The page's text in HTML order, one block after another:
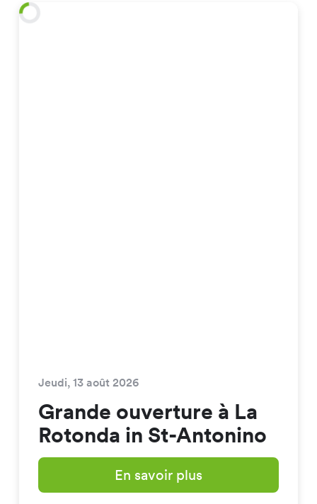
Jeudi, 13 août 2026
Grande ouverture à La
Rotonda in St-Antonino
En savoir plus